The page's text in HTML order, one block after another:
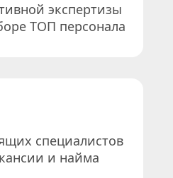
экспертизы
ТОП персонала
специалистов
и найма